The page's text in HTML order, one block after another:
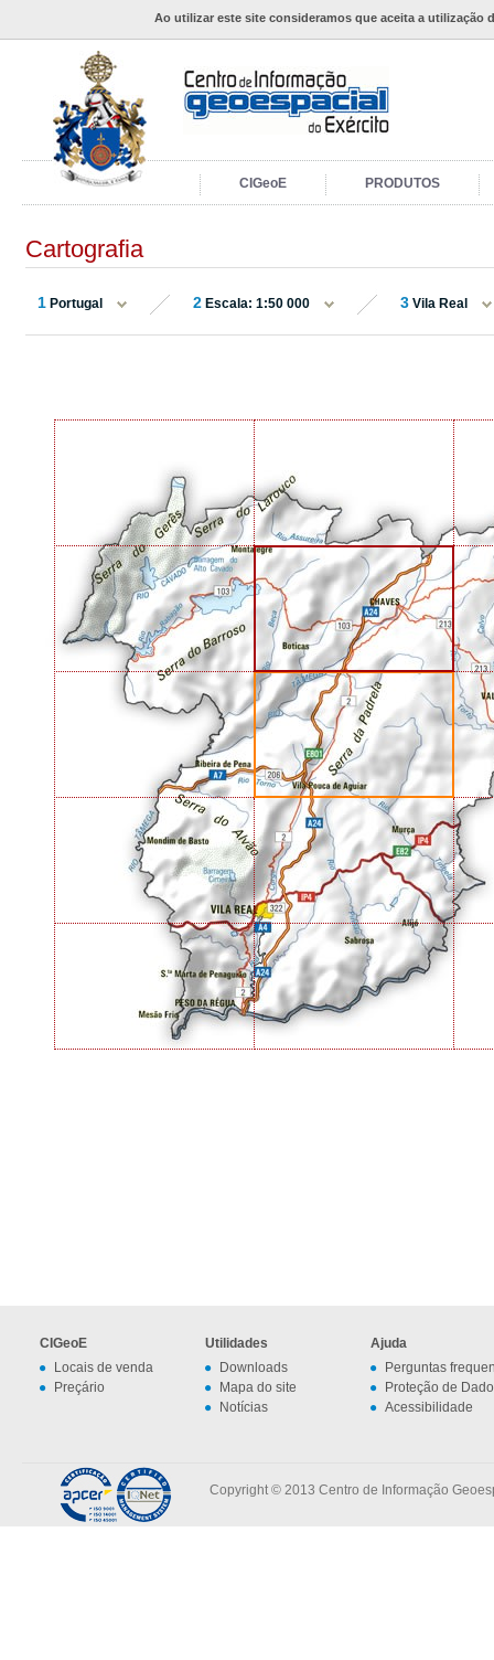
Ao utilizar este site consideramos que aceita a utilização
CIGeoE PRODUTOS
Cartografia
1 Portugal 2 Escala: 1:50 000 3 Vila Real
CIGeoE
Locais de venda
Preçário
Utilidades
Downloads
Mapa do site
Notícias
Ajuda
Perguntas
Proteção de
Acessibilidade
Copyright © 2013 Centro de Informação